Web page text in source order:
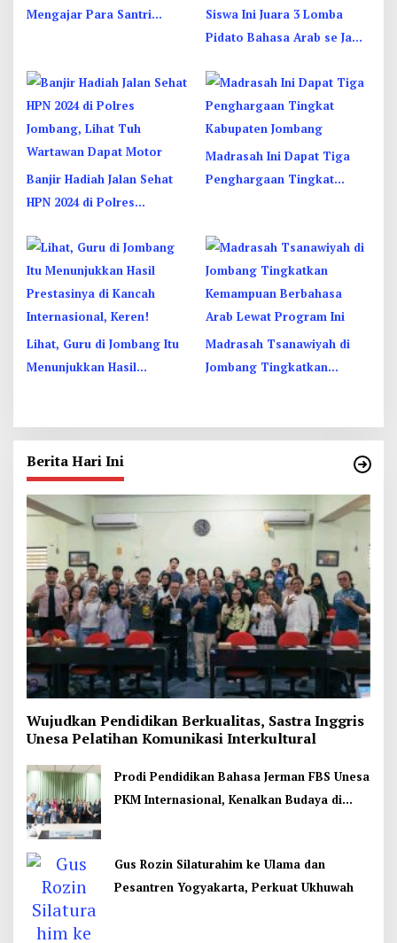
Mengajar Para Santri
Siswa Ini Juara 3 Lomba
Pidato Bahasa Arab se Jawa
Jombang
Banjir Hadiah Jalan Sehat
HPN 2024 di Polres
Wartawan Dapat Motor
Madrasah Ini Dapat Tiga
Penghargaan Tingkat
Lihat, Guru di Jombang Itu
Menunjukkan Hasil
Madrasah Tsanawiyah di
Jombang Tingkatkan
Berita Hari Ini
Wujudkan Pendidikan Berkualitas, Sastra Inggris
Unesa Pelatihan Komunikasi Interkultural
Prodi Pendidikan Bahasa Jerman FBS Unesa
PKM Internasional, Kenalkan Budaya di
Gus Rozin Silaturahim ke Ulama dan
Pesantren Yogyakarta, Perkuat Ukhuwah